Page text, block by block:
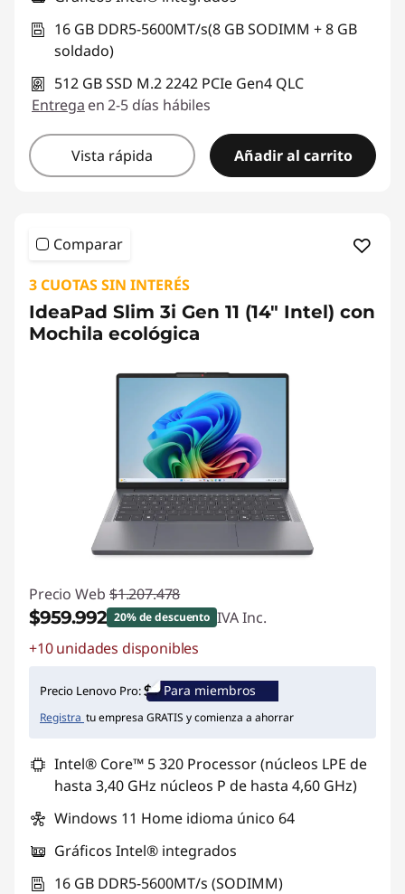
16 GB DDR5-5600MT/s(8 GB SODIMM + 8 GB
soldado)
512 GB SSD M.2 2242 PCIe Gen4 QLC
Entrega en 2-5 días hábiles
Vista rápida Añadir al carrito
Comparar
3 CUOTAS SIN INTERÉS
IdeaPad Slim 3i Gen 11 (14" Intel) con
Mochila ecológica
Precio Web $1.207.478
$959.992 20% de descuento IVA Inc.
Ahorros instantáneos :
+10 unidades disponibles
Precio Lenovo Pro: Para miembros
Registra tu empresa GRATIS y comienza a ahorrar
Intel® Core™ 5 320 Processor (núcleos LPE de
hasta 3,40 GHz núcleos P de hasta 4,60 GHz)
Windows 11 Home idioma único 64
Gráficos Intel® integrados
16 GB DDR5-5600MT/s (SODIMM)